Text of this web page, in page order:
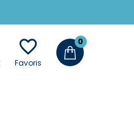
favorite_border
Favoris
0